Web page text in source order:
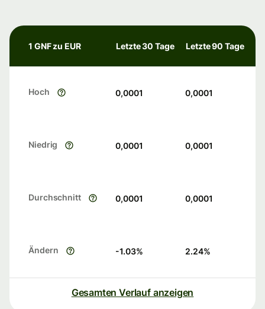
1 GNF zu EUR Letzte 30 Tage Letzte 90 Tage
Hoch 0,0001 0,0001
Niedrig 0,0001 0,0001
Durchschnitt 0,0001 0,0001
Ändern -1.03% 2.24%
Gesamten Verlauf anzeigen